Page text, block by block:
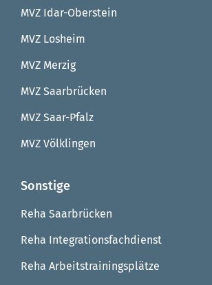
MVZ Idar-Oberstein
MVZ Losheim
MVZ Merzig
MVZ Saarbrücken
MVZ Saar-Pfalz
MVZ Völklingen
Sonstige
Reha Saarbrücken
Reha Integrationsfachdienst
Reha Arbeitstrainingsplätze